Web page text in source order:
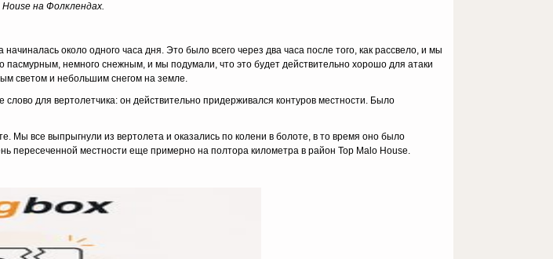
House на Фолклендах.
около одного часа дня. Это было всего через два часа после того, как рассвело, и мы
немного снежным, и мы подумали, что это будет действительно хорошо для атаки
светом и небольшим снегом на земле.
для вертолетчика: он действительно придерживался контуров местности. Было
все выпрыгнули из вертолета и оказались по колени в болоте, в то время оно было
пересеченной местности еще примерно на полтора километра в район Top Malo House.